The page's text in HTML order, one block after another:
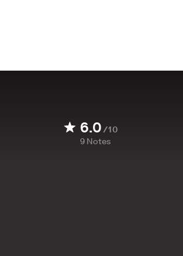
6.0/10
9 Notes